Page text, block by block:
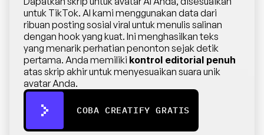
untuk TikTok. AI kami menggunakan data dari
ribuan posting sosial viral untuk menulis salinan
dengan hook yang kuat. Ini menghasilkan teks
yang menarik perhatian penonton sejak detik
pertama. Anda memiliki kontrol editorial penuh
atas skrip akhir untuk menyesuaikan suara unik
avatar Anda.
COBA CREATIFY GRATIS